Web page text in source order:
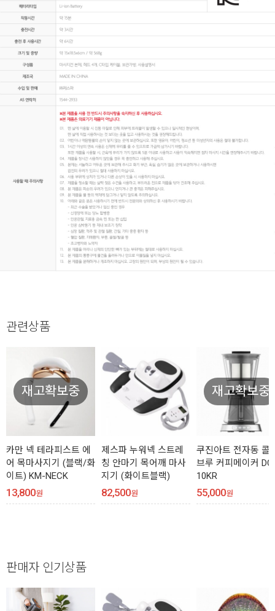
관련상품
재고확보중
카만 넥 테라피스트 에
어 목마사지기 (블랙/화
이트) KM-NECK
13,800원
제스파 누워넥 스트레
칭 안마기 목어깨 마사
지기 (화이트블랙)
82,500원
재고확보중
쿠진아트 전자동 콜
브루 커피메이커
10KR
55,000원
판매자 인기상품